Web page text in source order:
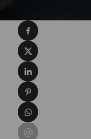
Condividi su
Condividi su X
Condividi su
Condividi su
Condividi su
Condividi su